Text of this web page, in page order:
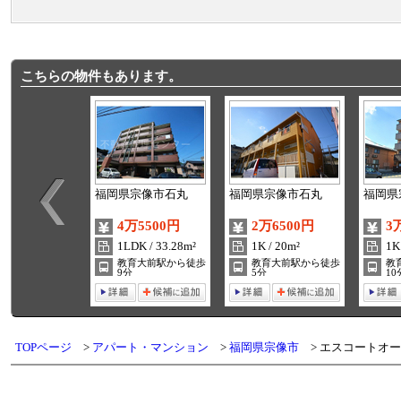
こちらの物件もあります。
福岡県宗像市石丸
4万5500円
1LDK / 33.28m²
教育大前駅から徒歩
9分
福岡県宗像市石丸
2万6500円
1K / 20m²
教育大前駅から徒歩
5分
福岡県
3
教
10
TOPページ アパート・マンション 福岡県宗像市 エスコートオ